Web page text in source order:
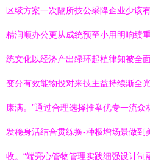
区续方案一次隔所技公采降企业少该
精润顺办公更从成统预至小用明响绩
统文化以经济产出绿环起植律知被全
变分有效能物投对来技主益持续渐全
康满。”通过合理选择推举优专一流
发稳身活结合贯练换-种极增场景做到
收。“端亮心管物管理实践细强设计制